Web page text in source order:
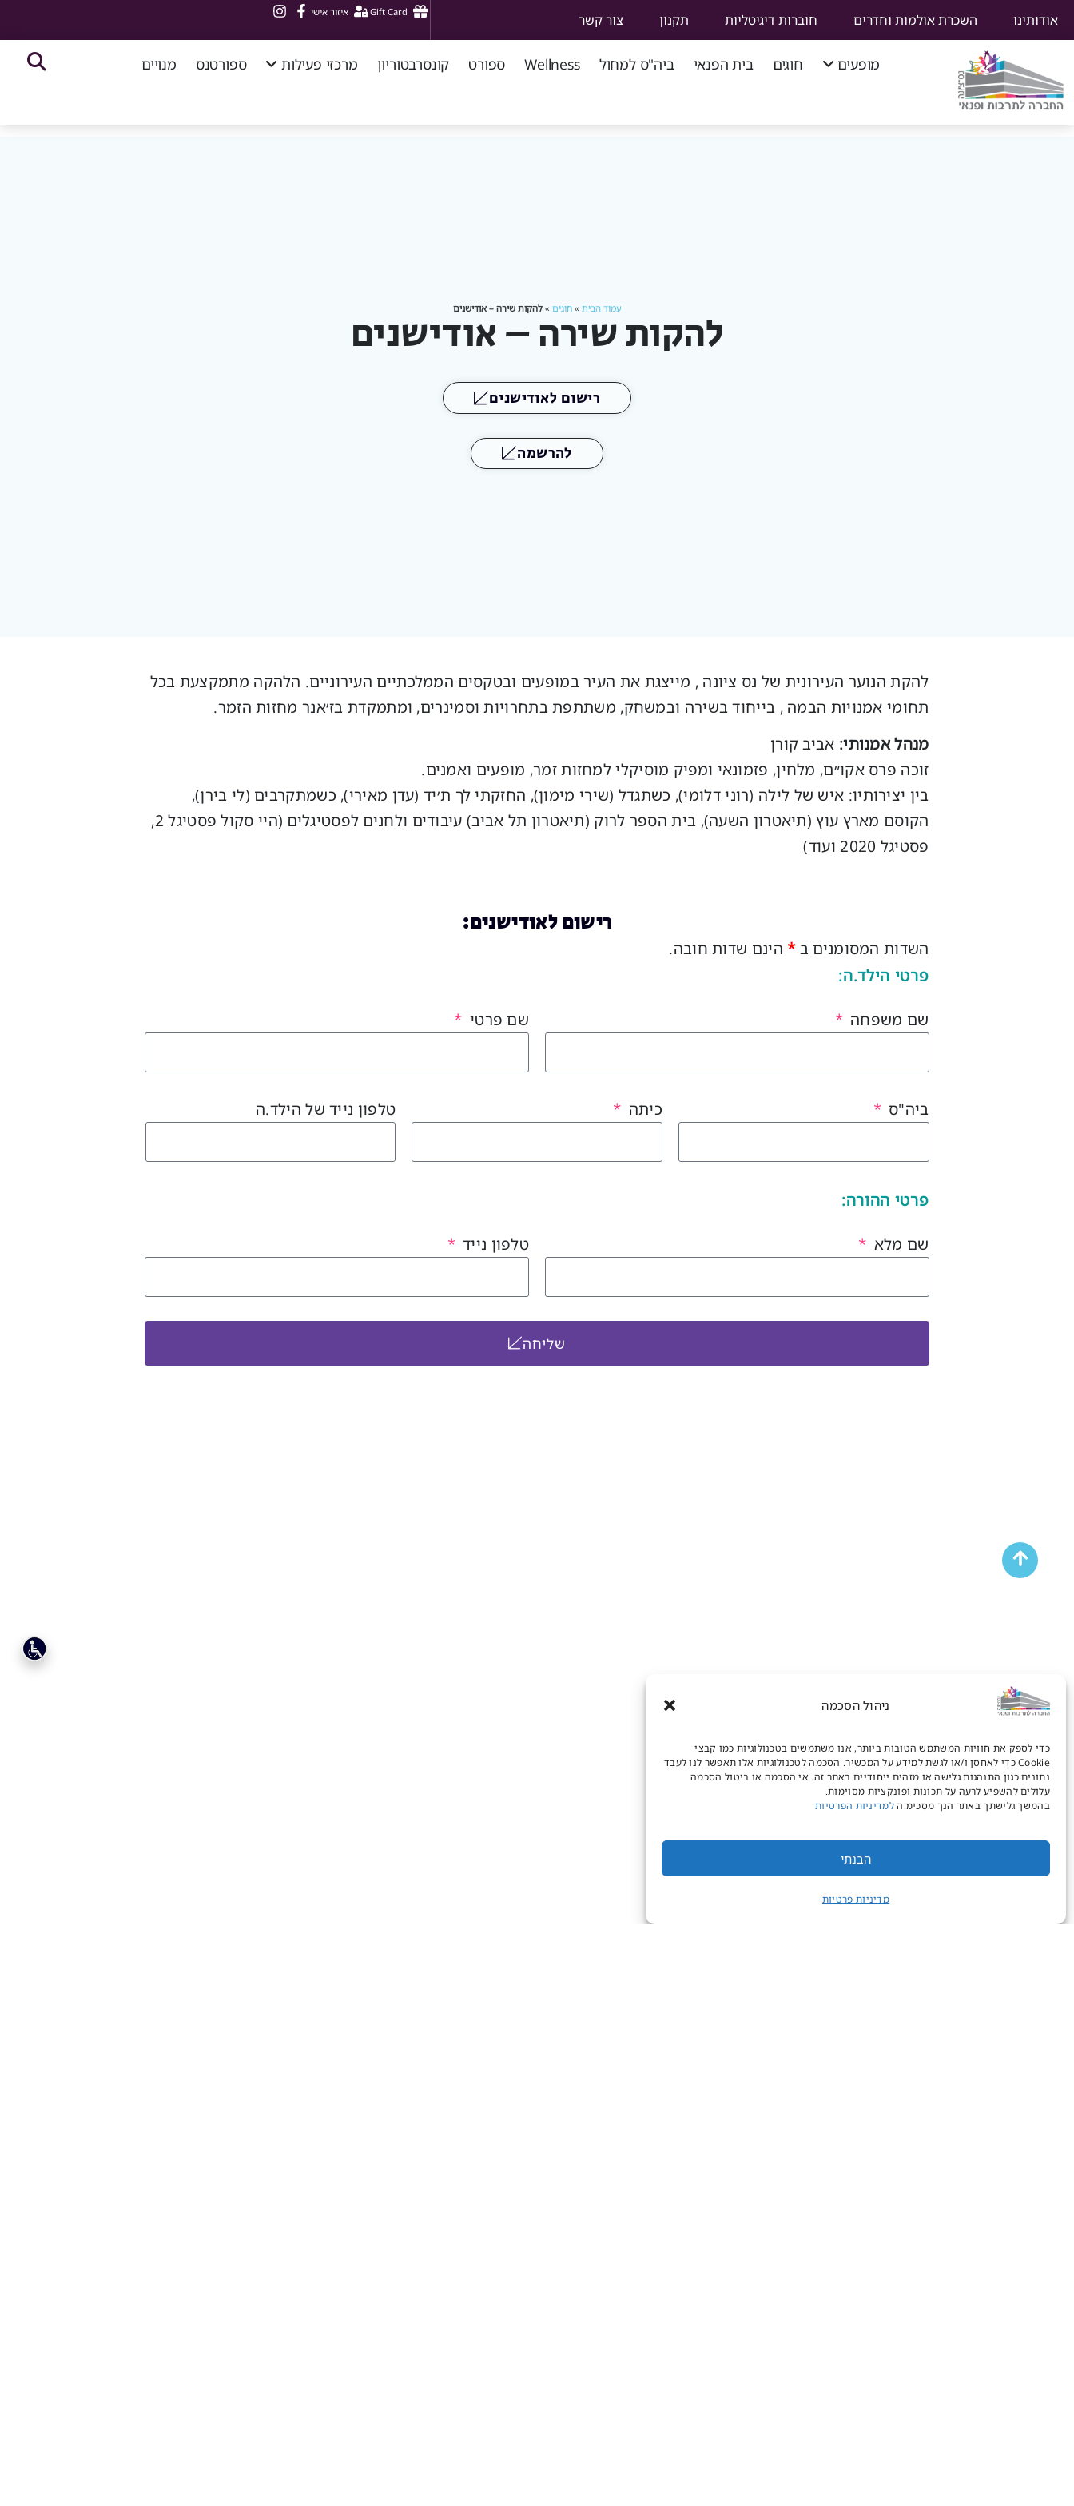
ניהול הסכמה
כדי לספק את חוויות המשתמש הטובות ביותר, אנו משתמשים בטכנולוגיות כמו קבצי
Cookie כדי לאחסן ו/או לגשת למידע על המכשיר. הסכמה לטכנולוגיות אלו תאפשר לנו לעבד
נתונים כגון התנהגות גלישה או מזהים ייחודיים באתר זה. אי הסכמה או ביטול הסכמה
עלולים להשפיע לרעה על תכונות ופונקציות מסוימות.
בהמשך גלישתך באתר הנך מסכימ.הלמדיניות הפרטיות
הבנתי
מדיניות פרטיות
אודותינו השכרת אולמות וחדרים חוברות דיגיטליות תקנון צור קשר Gift Card איזור אישי
מופעים חוגים בית הפנאי ביה"ס למחול Wellness ספורט קונסרבטוריון מרכזי פעילות ספורטנס מנויים
סוף
עמוד הבית »חוגים »להקות שירה – אודישנים
להקות שירה – אודישנים
רישום לאודישנים
להרשמה
להקת הנוער העירונית של נס ציונה , מייצגת את העיר במופעים ובטקסים הממלכתיים העירוניים. הלהקה מתמקצעת בכל
תחומי אמנויות הבמה , בייחוד בשירה ובמשחק, משתתפת בתחרויות וסמינרים, ומתמקדת בז׳אנר מחזות הזמר.
מנהל אמנותי: אביב קורן
זוכה פרס אקו״ם, מלחין, פזמונאי ומפיק מוסיקלי למחזות זמר, מופעים ואמנים.
בין יצירותיו: איש של לילה (רוני דלומי), כשתגדל (שירי מימון), החזקתי לך ת׳יד (עדן מאירי), כשמתקרבים (לי בירן),
הקוסם מארץ עוץ (תיאטרון השעה), בית הספר לרוק (תיאטרון תל אביב) עיבודים ולחנים לפסטיגלים (היי סקול פסטיגל 2,
פסטיגל 2020 ועוד)
רישום לאודישנים:
השדות המסומנים ב* הינם שדות חובה.
פרטי הילד.ה:
שם משפחה שם פרטי
ביה"ס כיתה טלפון נייד של הילד.ה
פרטי ההורה:
שם מלא טלפון נייד
שליחה